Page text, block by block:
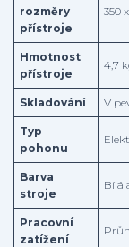
rozměry
přístroje
350
Hmotnost
přístroje
4,7
Skladování V
Typ
pohonu
Barva
stroje
Bílá
Pracovní
zatížení